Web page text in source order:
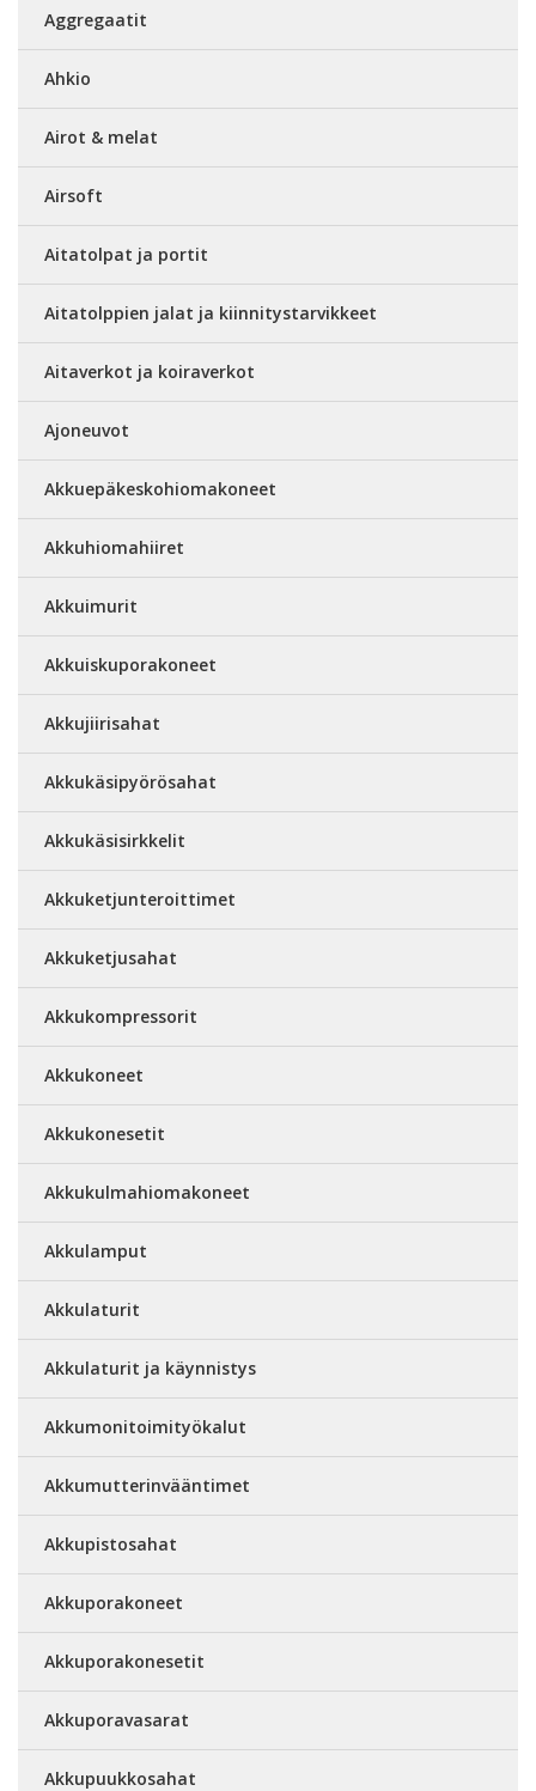
Aggregaatit
Ahkio
Airot & melat
Airsoft
Aitatolpat ja portit
Aitatolppien jalat ja kiinnitystarvikkeet
Aitaverkot ja koiraverkot
Ajoneuvot
Akkuepäkeskohiomakoneet
Akkuhiomahiiret
Akkuimurit
Akkuiskuporakoneet
Akkujiirisahat
Akkukäsipyörösahat
Akkukäsisirkkelit
Akkuketjunteroittimet
Akkuketjusahat
Akkukompressorit
Akkukoneet
Akkukonesetit
Akkukulmahiomakoneet
Akkulamput
Akkulaturit
Akkulaturit ja käynnistys
Akkumonitoimityökalut
Akkumutterinvääntimet
Akkupistosahat
Akkuporakoneet
Akkuporakonesetit
Akkuporavasarat
Akkupuukkosahat